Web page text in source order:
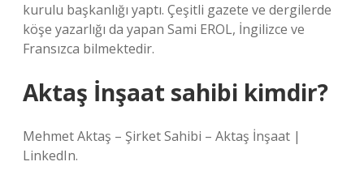
kurulu başkanlığı yaptı. Çeşitli gazete ve dergilerde
köşe yazarlığı da yapan Sami EROL, İngilizce ve
Fransızca bilmektedir.
Aktaş İnşaat sahibi kimdir?
Mehmet Aktaş – Şirket Sahibi – Aktaş İnşaat |
LinkedIn.